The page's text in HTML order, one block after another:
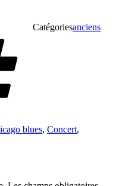
Catégoriesanciens
blues, Concert,